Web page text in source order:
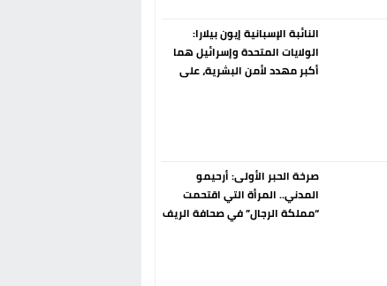
النائبة الإسبانية إيون بيلارا:
الولايات المتحدة وإسرائيل هما
أكبر مهدد لأمن البشرية، على
صرخة الحبر الأولى: أرحيمو
المدني.. المرأة التي اقتحمت
“مملكة الرجال” في صحافة الريف